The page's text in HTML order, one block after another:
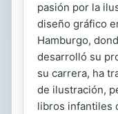
pasión por la
diseño gráfico
Hamburgo,
desarrolló su
su carrera, ha
de ilustración,
libros infantiles